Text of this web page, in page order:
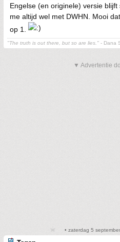
Engelse (en originele) versie
me altijd wel met DWHN. Mooi
op 1.
"The truth is out there, but so are lies." - Dana
▼ Advertentie
• zaterdag 5